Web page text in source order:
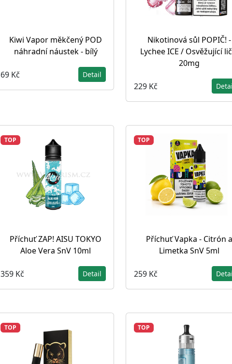
Kiwi Vapor měkčený POD
náhradní náustek - bílý
69 Kč Detail
Nikotinová sůl POPIČ! -
Lychee ICE / Osvěžující
20mg
229 Kč
TOP
Příchuť ZAP! AISU TOKYO
Aloe Vera SnV 10ml
359 Kč Detail
TOP
Příchuť Vapka - Citrón a
Limetka SnV 5ml
259 Kč
TOP TOP